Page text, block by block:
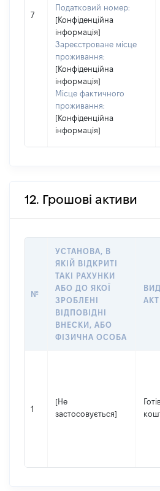
7
Податковий номер:
[Конфіденційна
інформація]
Зареєстроване місце
проживання:
[Конфіденційна
інформація]
Місце фактичного
проживання:
[Конфіденційна
інформація]
12. Грошові активи
№
УСТАНОВА, В
ЯКІЙ ВІДКРИТІ
ТАКІ РАХУНКИ
АБО ДО ЯКОЇ
ЗРОБЛЕНІ
ВІДПОВІДНІ
ВНЕСКИ, АБО
ФІЗИЧНА ОСОБА
ВИД
1
[Не
застосовується]